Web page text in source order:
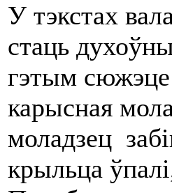
У тэкстах
стаць
гэтым сюжэце
карысная
моладзец
крыльца